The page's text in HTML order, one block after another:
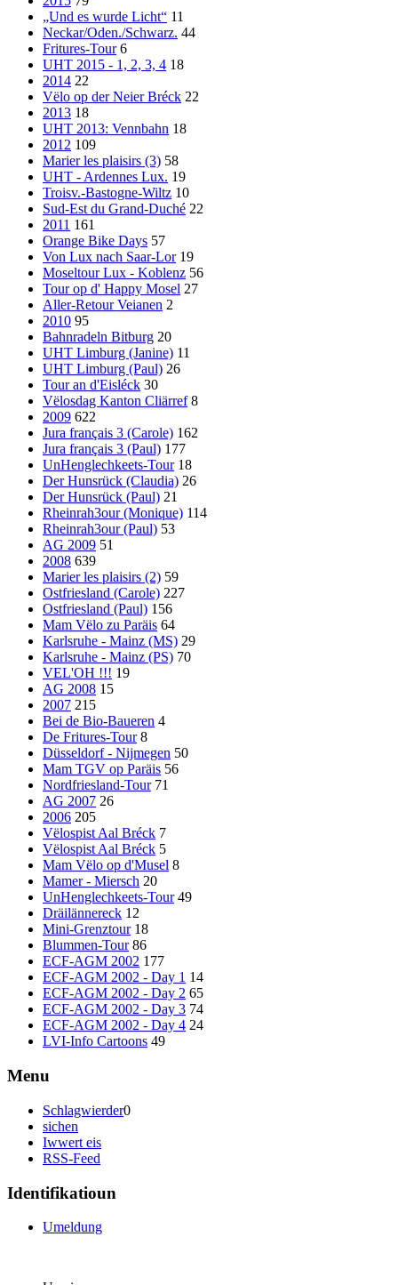
„Und es wurde Licht“ 11
Neckar/Oden./Schwarz. 44
Fritures-Tour 6
UHT 2015 - 1, 2, 3, 4 18
2014 22
Vëlo op der Neier Bréck 22
2013 18
UHT 2013: Vennbahn 18
2012 109
Marier les plaisirs (3) 58
UHT - Ardennes Lux. 19
Troisv.-Bastogne-Wiltz 10
Sud-Est du Grand-Duché 22
2011 161
Orange Bike Days 57
Von Lux nach Saar-Lor 19
Moseltour Lux - Koblenz 56
Tour op d' Happy Mosel 27
Aller-Retour Veianen 2
2010 95
Bahnradeln Bitburg 20
UHT Limburg (Janine) 11
UHT Limburg (Paul) 26
Tour an d'Eisléck 30
Vëlosdag Kanton Cliärref 8
2009 622
Jura français 3 (Carole) 162
Jura français 3 (Paul) 177
UnHenglechkeets-Tour 18
Der Hunsrück (Claudia) 26
Der Hunsrück (Paul) 21
Rheinrah3our (Monique) 114
Rheinrah3our (Paul) 53
AG 2009 51
2008 639
Marier les plaisirs (2) 59
Ostfriesland (Carole) 227
Ostfriesland (Paul) 156
Mam Vëlo zu Paräis 64
Karlsruhe - Mainz (MS) 29
Karlsruhe - Mainz (PS) 70
VEL'OH !!! 19
AG 2008 15
2007 215
Bei de Bio-Baueren 4
De Fritures-Tour 8
Düsseldorf - Nijmegen 50
Mam TGV op Paräis 56
Nordfriesland-Tour 71
AG 2007 26
2006 205
Vëlospist Aal Bréck 7
Vëlospist Aal Bréck 5
Mam Vëlo op d'Musel 8
Mamer - Miersch 20
UnHenglechkeets-Tour 49
Dräilännereck 12
Mini-Grenztour 18
Blummen-Tour 86
ECF-AGM 2002 177
ECF-AGM 2002 - Day 1 14
ECF-AGM 2002 - Day 2 65
ECF-AGM 2002 - Day 3 74
ECF-AGM 2002 - Day 4 24
LVI-Info Cartoons 49
Menu
Schlagwierder0
sichen
Iwwert eis
RSS-Feed
Identifikatioun
Umeldung